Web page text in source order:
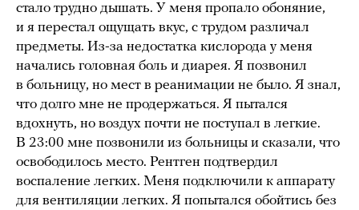
стало трудно дышать. У меня пропало обоняние,
и я перестал ощущать вкус, с трудом различал
предметы. Из-за недостатка кислорода у меня
начались головная боль и диарея. Я позвонил
в больницу, но мест в реанимации не было. Я знал,
что долго мне не продержаться. Я пытался
вдохнуть, но воздух почти не поступал в легкие.
В 23:00 мне позвонили из больницы и сказали, что
освободилось место. Рентген подтвердил
воспаление легких. Меня подключили к аппарату
для вентиляции легких. Я попытался обойтись без